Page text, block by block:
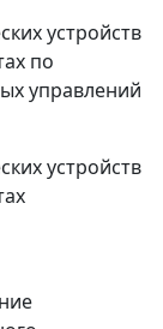
устройств
по
управлений
устройств